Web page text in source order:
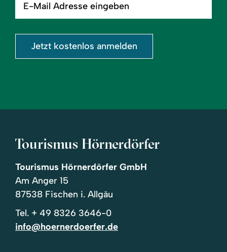
Mail
eingeben
Jetzt kostenlos anmelden
Tourismus Hörnerdörfer
Tourismus Hörnerdörfer GmbH
Am Anger 15
87538 Fischen i. Allgäu
Tel. + 49 8326 3646-0
info@hoernerdoerfer.de